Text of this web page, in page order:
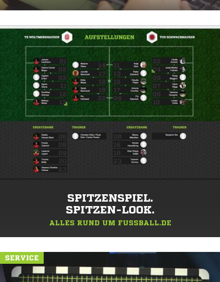
SPITZENSPIEL.
SPITZEN-LOOK.
ALLES RUND UM FUSSBALL.DE
SERVICE